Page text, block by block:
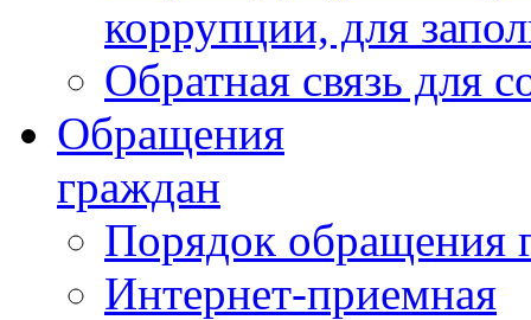
коррупции, для
Обратная связь для
Обращения
граждан
Порядок обращения
Интернет-приемная